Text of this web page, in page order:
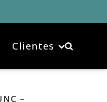
Clientes
–